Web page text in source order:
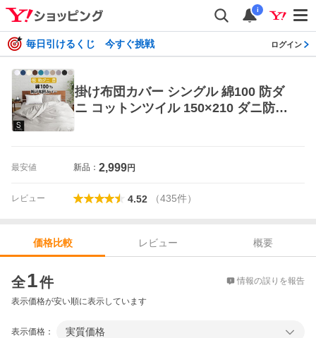
i
毎日引けるくじ 今すぐ挑戦 ログイン
掛け布団カバー シングル 綿100 防ダ
ニ コットンツイル 150×210 ダニ防止
最安値 新品： 2,999円
レビュー 4.52 （435件）
価格比較 レビュー
概要
全1件 情報の誤りを報告
表示価格が安い順に表示しています
表示価格： 実質価格